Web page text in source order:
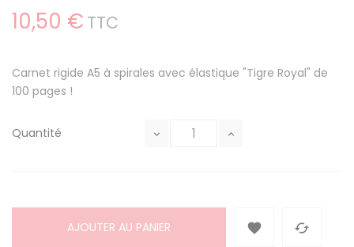
10,50 € TTC
Carnet rigide A5 à spirales avec élastique "Tigre Royal" de
100 pages !
Quantité
AJOUTER AU PANIER  